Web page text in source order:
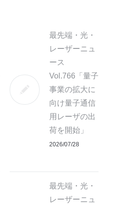
最先端・光・
レーザーニュ
ース
Vol.766「量子
事業の拡大に
向け量子通信
用レーザの出
荷を開始」
2026/07/28
最先端・光・
レーザーニュ